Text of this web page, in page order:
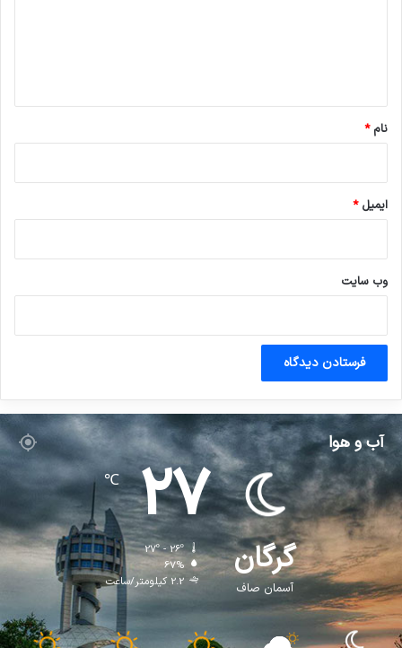
نام*
ایمیل*
وب‌ سایت
آب و هوا
گرگان
آسمان صاف
27
℃
27º - 26º
67%
2.2 کیلومتر/ساعت